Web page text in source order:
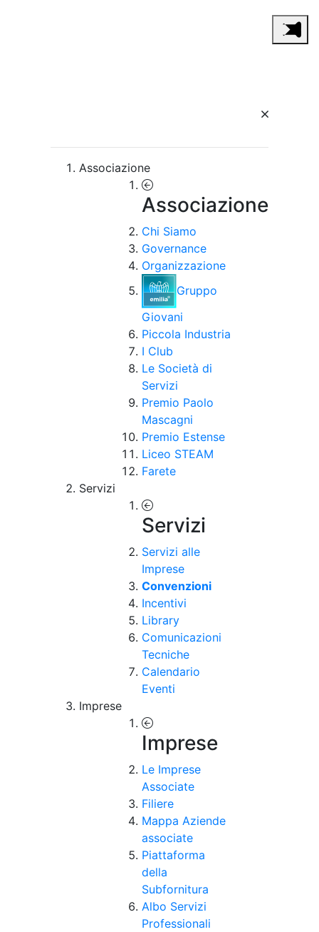
Associazione
Associazione
Chi Siamo
Governance
Organizzazione
Gruppo
Giovani
Piccola Industria
I Club
Le Società di
Servizi
Premio Paolo
Mascagni
Premio Estense
Liceo STEAM
Farete
Servizi
Servizi
Servizi alle
Imprese
Convenzioni
Incentivi
Library
Comunicazioni
Tecniche
Calendario
Eventi
Imprese
Imprese
Le Imprese
Associate
Filiere
Mappa Aziende
associate
Piattaforma
della
Subfornitura
Albo Servizi
Professionali